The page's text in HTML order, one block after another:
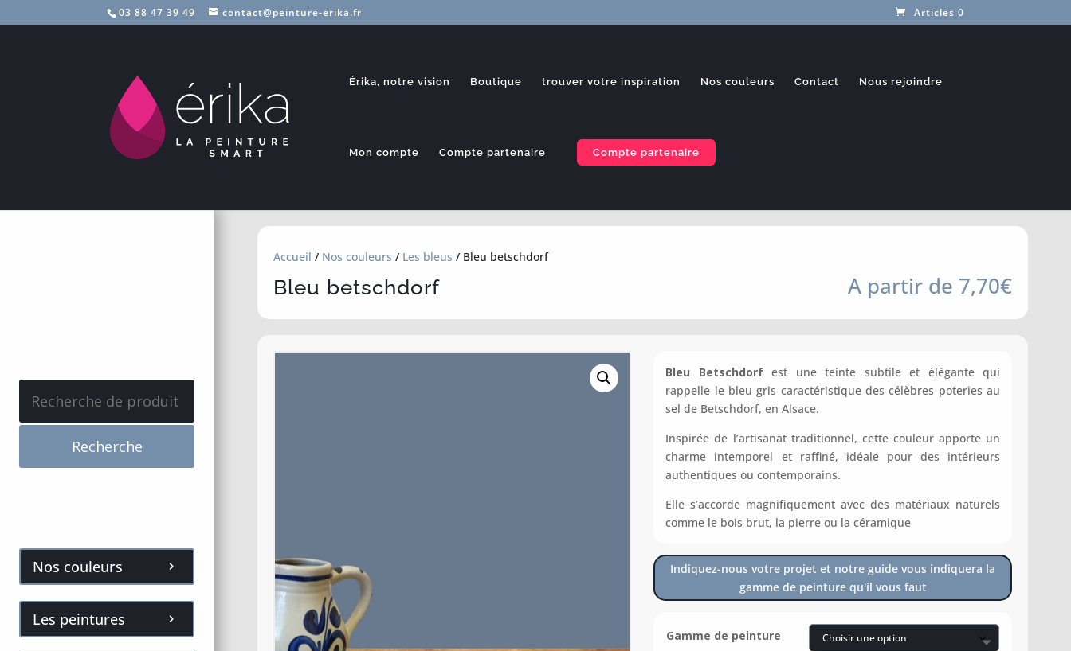
03 88 47 39 49 contact@peinture-erika.fr Articles 0
Érika, notre vision Boutique trouver votre inspiration Nos couleurs Contact Nous rejoindre
Mon compte Compte partenaire Compte partenaire
pour :
Recherche
Nos couleurs
Les peintures
Accueil / Nos couleurs / Les bleus / Bleu betschdorf
Bleu betschdorf À partir de 7,70€
Bleu Betschdorfest une teinte subtile et élégante qui
rappelle le bleu gris caractéristique des célèbres poteries au
sel de Betschdorf, en Alsace.
Inspirée de l’artisanat traditionnel, cette couleur apporte un
charme intemporel et raffiné, idéale pour des intérieurs
authentiques ou contemporains.
Elle s’accorde magnifiquement avec des matériaux naturels
comme le bois brut, la pierre ou la céramique
Indiquez-nous votre projet et notre guide vous indiquera la
gamme de peinture qu'il vous faut
Gamme de peinture